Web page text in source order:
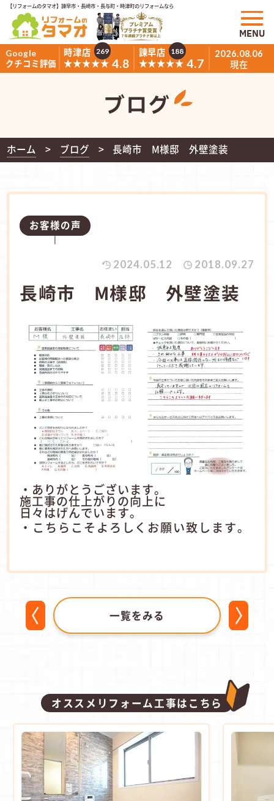
【リフォームのタマオ】諫早市・長崎市・長与町・時津町のリフォームなら
Google
クチコミ評価
時津店
★★★★★ 4.8
269
諫早店
★★★★★ 4.7
188 2026.08.06
現在
MENU
ブログ
ホーム ブログ 長崎市 M様邸 外壁塗装
お客様の声
2024.05.12 2018.09.27
長崎市 M様邸 外壁塗装
・ありがとうございます。
施工事の仕上がりの向上に
日々はげんでいます。
・こちらこそよろしくお願い致します。
一覧をみる
オススメリフォーム工事はこちら